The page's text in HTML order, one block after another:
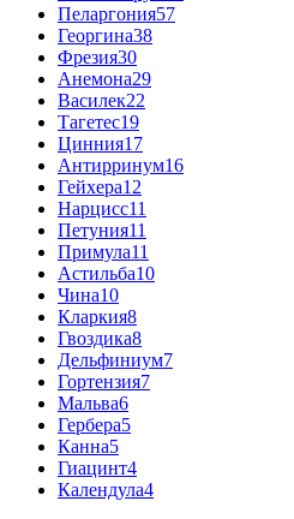
Пеларгония57
Георгина38
Фрезия30
Анемона29
Василек22
Тагетес19
Цинния17
Антирринум16
Гейхера12
Нарцисс11
Петуния11
Примула11
Астильба10
Чина10
Кларкия8
Гвоздика8
Дельфиниум7
Гортензия7
Мальва6
Гербера5
Канна5
Гиацинт4
Календула4